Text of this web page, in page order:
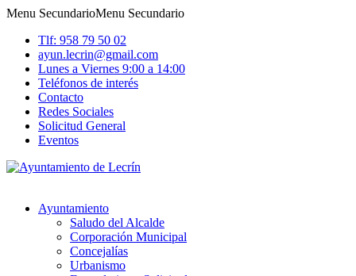
Menu SecundarioMenu Secundario
Tlf: 958 79 50 02
ayun.lecrin@gmail.com
Lunes a Viernes 9:00 a 14:00
Teléfonos de interés
Contacto
Redes Sociales
Solicitud General
Eventos
Ayuntamiento
Saludo del Alcalde
Corporación Municipal
Concejalías
Urbanismo